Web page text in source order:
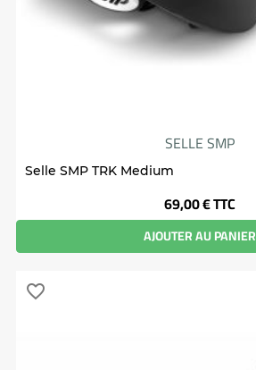
SELLE SMP
Selle SMP TRK Medium
Prix
69,00 €TTC
AJOUTER AU PANIER
favorite_border